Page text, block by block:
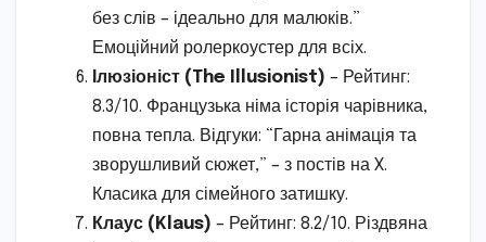
без слів – ідеально для малюків.”
Емоційний ролеркоустер для всіх.
Ілюзіоніст (The Illusionist) – Рейтинг:
8.3/10. Французька німа історія чарівника,
повна тепла. Відгуки: “Гарна анімація та
зворушливий сюжет,” – з постів на X.
Класика для сімейного затишку.
Клаус (Klaus) – Рейтинг: 8.2/10. Різдвяна